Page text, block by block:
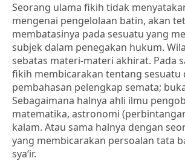
Seorang ulama fikih tidak
mengenai pengelolaan batin, akan
membatasinya pada sesuatu yang
subjek dalam penegakan hukum.
sebatas materi-materi akhirat. Pada
fikih membicarakan tentang sesuatu
pembahasan pelengkap semata;
Sebagaimana halnya ahli ilmu
matematika, astronomi
kalam. Atau sama halnya dengan
yang membicarakan persoalan tata
sya‘ir.